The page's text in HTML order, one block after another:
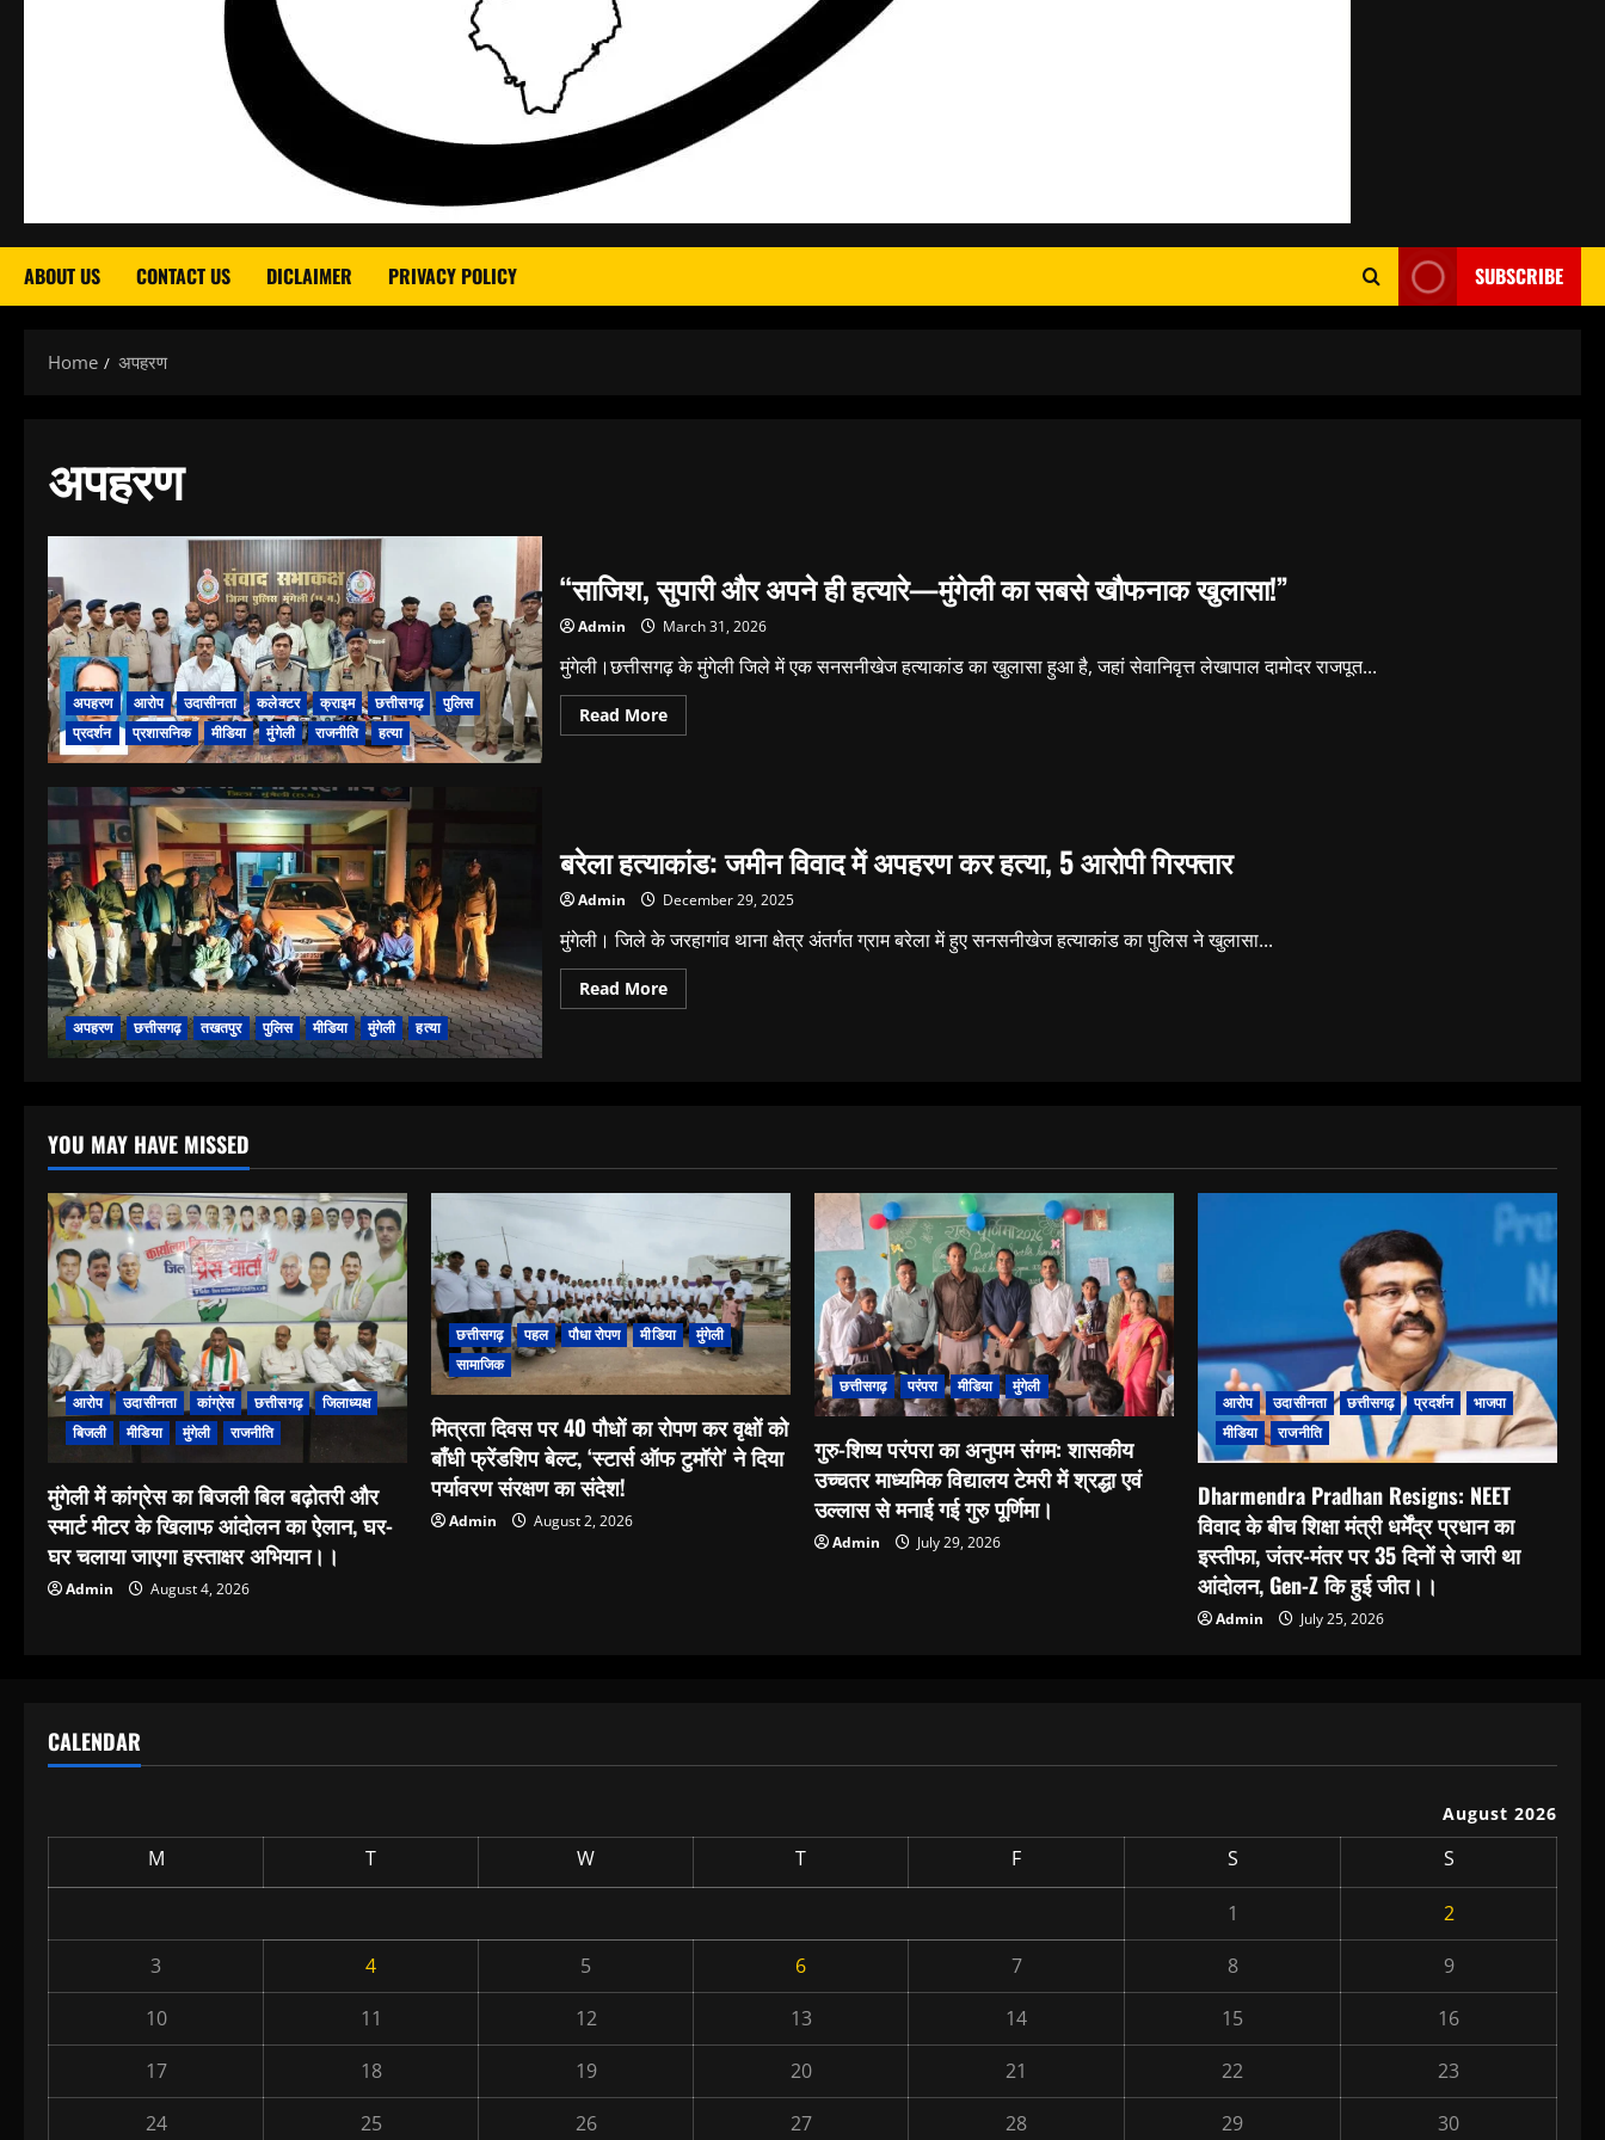
ABOUT US CONTACT US DICLAIMER PRIVACY POLICY SUBSCRIBE
Home अपहरण
अपहरण
अपहरण आरोप उदासीनता कलेक्टर क्राइम छत्तीसगढ़
पुलिस
प्रदर्शन
प्रशासनिक मीडिया मुंगेली राजनीति हत्या
“साजिश, सुपारी और अपने ही हत्यारे—मुंगेली का सबसे खौफनाक खुलासा!”
Admin March 31, 2026
मुंगेली।छत्तीसगढ़ के मुंगेली जिले में एक सनसनीखेज हत्याकांड का खुलासा हुआ है, जहां सेवानिवृत्त लेखापाल दामोदर राजपूत...
Read MoreRead
more
हत्यारे
—
मुंगेली
का
खौफनाक
खुलासा!”
अपहरण छत्तीसगढ़ तखतपुर पुलिस मीडिया मुंगेली हत्या
बरेला हत्याकांड: जमीन विवाद में अपहरण कर हत्या, 5 आरोपी गिरफ्तार
Admin December 29, 2025
मुंगेली। जिले के जरहागांव थाना क्षेत्र अंतर्गत ग्राम बरेला में हुए सनसनीखेज हत्याकांड का पुलिस ने खुलासा...
Read MoreRead
more
5
आरोपी
YOU MAY HAVE MISSED
आरोप उदासीनता कांग्रेस छत्तीसगढ़
जिलाध्यक्ष
बिजली
मीडिया मुंगेली राजनीति
मुंगेली में कांग्रेस का बिजली बिल बढ़ोतरी और
स्मार्ट मीटर के खिलाफ आंदोलन का ऐलान, घर-
घर चलाया जाएगा हस्ताक्षर अभियान।।
Admin August 4, 2026
छत्तीसगढ़ पहल पौधा रोपण मीडिया
मुंगेली
सामाजिक
मित्रता दिवस पर 40 पौधों का रोपण कर वृक्षों को
बाँधी फ्रेंडशिप बेल्ट, ‘स्टार्स ऑफ टुमॉरो’ ने दिया
पर्यावरण संरक्षण का संदेश!
Admin August 2, 2026
छत्तीसगढ़ परंपरा मीडिया मुंगेली
गुरु-शिष्य परंपरा का अनुपम संगम: शासकीय
उच्चतर माध्यमिक विद्यालय टेमरी में श्रद्धा एवं
उल्लास से मनाई गई गुरु पूर्णिमा।
Admin July 29, 2026
आरोप उदासीनता छत्तीसगढ़ प्रदर्शन
भाजपा
मीडिया
राजनीति
Dharmendra Pradhan Resigns: NEET
विवाद के बीच शिक्षा मंत्री धर्मेंद्र प्रधान का
इस्तीफा, जंतर-मंतर पर 35 दिनों से जारी था
आंदोलन, Gen-Z कि हुई जीत।।
Admin July 25, 2026
CALENDAR
August 2026
M T W T F S S
1
2
3
4 5 6 7 8
9
10
11 12 13 14 15
16
17
18 19 20 21 22
23
24
25 26 27 28 29 30